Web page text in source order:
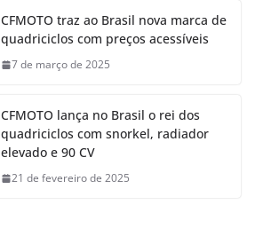
CFMOTO traz ao Brasil nova marca de
quadriciclos com preços acessíveis
7 de março de 2025
CFMOTO lança no Brasil o rei dos
quadriciclos com snorkel, radiador
elevado e 90 CV
21 de fevereiro de 2025